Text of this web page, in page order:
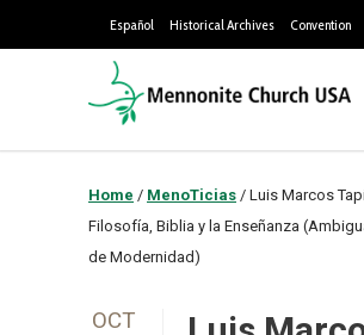
Español Historical Archives Convention
Home / MenoTicias / Luis Marcos
Filosofía, Biblia y la Enseñanza
de Modernidad)
OCT